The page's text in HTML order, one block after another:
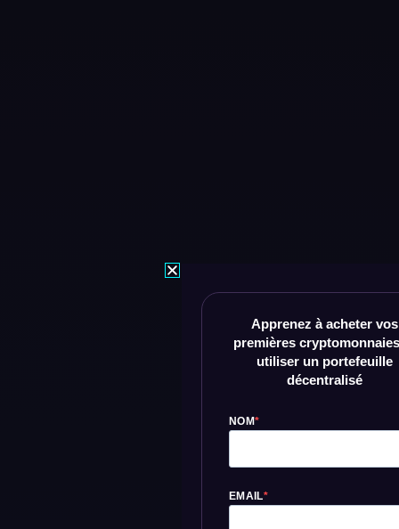
Apprenez à acheter vos
premières
utiliser un portefeuille
décentralisé
NOM
EMAIL